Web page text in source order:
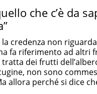
che c’è da
la credenza non
fa riferimento ad altri
tratta dei frutti
non sono
allora perché si dice